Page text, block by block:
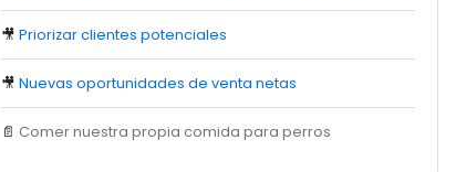
🎥Priorizar clientes potenciales
🎥Nuevas oportunidades de venta netas
📄 Comer nuestra propia comida para perros